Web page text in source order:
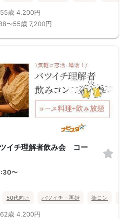
歳 4,200円
〜55歳 7,200円
イチ理解者飲み会 コー
〜
50代向け バツイチ・再婚 街コン
歳 4,200円